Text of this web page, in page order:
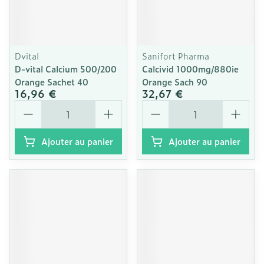
Dvital
D-vital Calcium 500/200
Orange Sachet 40
16,96 €
Quantité
Ajouter au panier
Sanifort Pharma
Calcivid 1000mg/880ie
Orange Sach 90
32,67 €
Quantité
Ajouter au panier